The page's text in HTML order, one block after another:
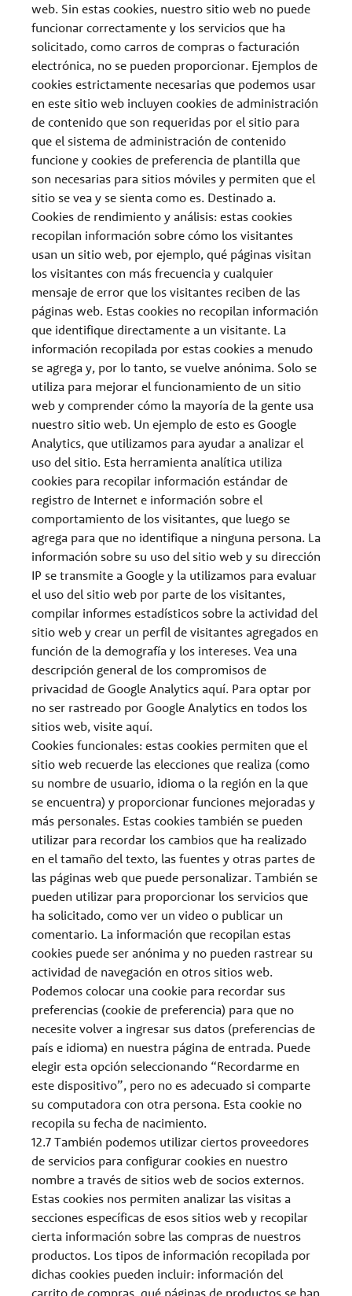
web. Sin estas cookies, nuestro sitio web no puede
funcionar correctamente y los servicios que ha
solicitado, como carros de compras o facturación
electrónica, no se pueden proporcionar. Ejemplos de
cookies estrictamente necesarias que podemos usar
en este sitio web incluyen cookies de administración
de contenido que son requeridas por el sitio para
que el sistema de administración de contenido
funcione y cookies de preferencia de plantilla que
son necesarias para sitios móviles y permiten que el
sitio se vea y se sienta como es. Destinado a.
Cookies de rendimiento y análisis: estas cookies
recopilan información sobre cómo los visitantes
usan un sitio web, por ejemplo, qué páginas visitan
los visitantes con más frecuencia y cualquier
mensaje de error que los visitantes reciben de las
páginas web. Estas cookies no recopilan información
que identifique directamente a un visitante. La
información recopilada por estas cookies a menudo
se agrega y, por lo tanto, se vuelve anónima. Solo se
utiliza para mejorar el funcionamiento de un sitio
web y comprender cómo la mayoría de la gente usa
nuestro sitio web. Un ejemplo de esto es Google
Analytics, que utilizamos para ayudar a analizar el
uso del sitio. Esta herramienta analítica utiliza
cookies para recopilar información estándar de
registro de Internet e información sobre el
comportamiento de los visitantes, que luego se
agrega para que no identifique a ninguna persona. La
información sobre su uso del sitio web y su dirección
IP se transmite a Google y la utilizamos para evaluar
el uso del sitio web por parte de los visitantes,
compilar informes estadísticos sobre la actividad del
sitio web y crear un perfil de visitantes agregados en
función de la demografía y los intereses. Vea una
descripción general de los compromisos de
privacidad de Google Analytics aquí. Para optar por
no ser rastreado por Google Analytics en todos los
sitios web, visite aquí.
Cookies funcionales: estas cookies permiten que el
sitio web recuerde las elecciones que realiza (como
su nombre de usuario, idioma o la región en la que
se encuentra) y proporcionar funciones mejoradas y
más personales. Estas cookies también se pueden
utilizar para recordar los cambios que ha realizado
en el tamaño del texto, las fuentes y otras partes de
las páginas web que puede personalizar. También se
pueden utilizar para proporcionar los servicios que
ha solicitado, como ver un video o publicar un
comentario. La información que recopilan estas
cookies puede ser anónima y no pueden rastrear su
actividad de navegación en otros sitios web.
Podemos colocar una cookie para recordar sus
preferencias (cookie de preferencia) para que no
necesite volver a ingresar sus datos (preferencias de
país e idioma) en nuestra página de entrada. Puede
elegir esta opción seleccionando “Recordarme en
este dispositivo”, pero no es adecuado si comparte
su computadora con otra persona. Esta cookie no
recopila su fecha de nacimiento.
12.7 También podemos utilizar ciertos proveedores
de servicios para configurar cookies en nuestro
nombre a través de sitios web de socios externos.
Estas cookies nos permiten analizar las visitas a
secciones específicas de esos sitios web y recopilar
cierta información sobre las compras de nuestros
productos. Los tipos de información recopilada por
dichas cookies pueden incluir: información del
carrito de compras, qué páginas de productos se han